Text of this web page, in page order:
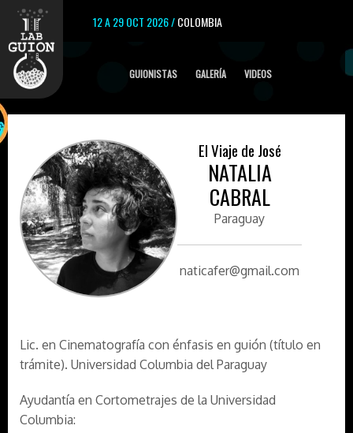
12 A 29 OCT 2026 /COLOMBIA
GUIONISTAS GALERÍA VIDEOS
El Viaje de José
NATALIA
CABRAL
Paraguay
naticafer@gmail.com
Lic. en Cinematografía con énfasis en guión (título en
trámite). Universidad Columbia del Paraguay
Ayudantía en Cortometrajes de la Universidad
Columbia: